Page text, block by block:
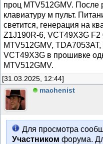
проц MTV512GMV. После
клавиатуру м пульт.
светится, генерация на
Z1J190R-6, VCT49X3G F2
MTV512GMV,
VCT49X3G в прошивке
MTV512GMV.
[31.03.2025, 12:44]
machenist
Для просмотра
Участником форума.